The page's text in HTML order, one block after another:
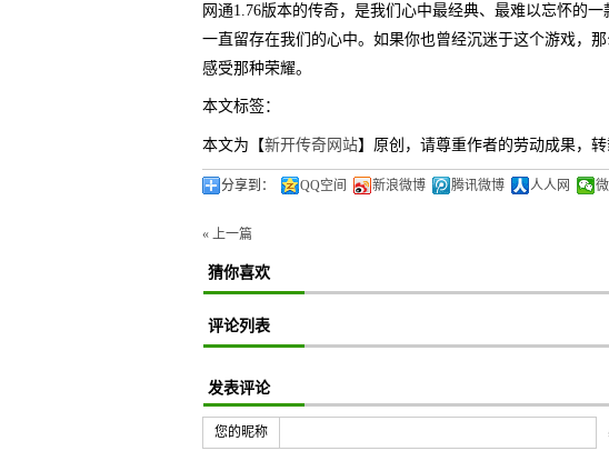
网通1.76版本的传奇，是我们心中最经典、最难以忘怀的
一直留存在我们的心中。如果你也曾经沉迷于这个游戏，
感受那种荣耀。
本文标签：
本文为【新开传奇网站】原创，请尊重作者的劳动成果，
分享到： QQ空间 新浪微博 腾讯微博 人人网
« 上一篇
猜你喜欢
评论列表
发表评论
您的昵称